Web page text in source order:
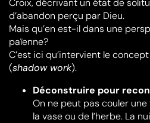
Croix, décrivant un état de
d’abandon perçu par Dieu.
Mais qu’en est-il dans une
païenne?
C’est ici qu’intervient le
(shadow work).
Déconstruire pour
On ne peut pas couler
la vase ou de l’herbe. La